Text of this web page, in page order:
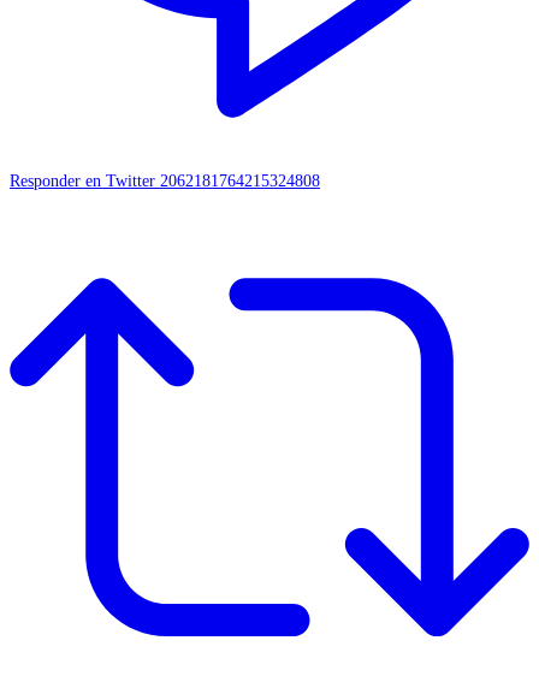
Responder en Twitter 2062181764215324808